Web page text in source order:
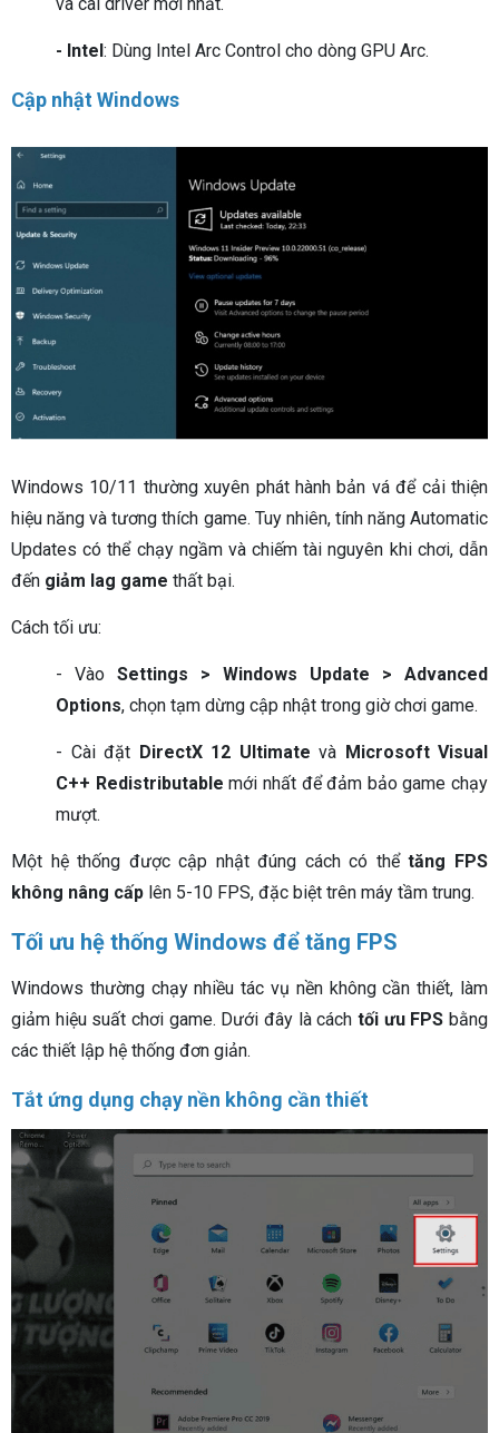
- Intel: Dùng Intel Arc Control cho dòng GPU Arc.
Cập nhật Windows
Windows 10/11 thường xuyên phát hành bản vá để cải thiện
hiệu năng và tương thích game. Tuy nhiên, tính năng Automatic
Updates có thể chạy ngầm và chiếm tài nguyên khi chơi, dẫn
đến giảm lag game thất bại.
Cách tối ưu:
- Vào Settings > Windows Update > Advanced
Options, chọn tạm dừng cập nhật trong giờ chơi game.
- Cài đặt DirectX 12 Ultimate và Microsoft Visual
C++ Redistributable mới nhất để đảm bảo game chạy
mượt.
Một hệ thống được cập nhật đúng cách có thểtăng FPS
không nâng cấp lên 5-10 FPS, đặc biệt trên máy tầm trung.
Tối ưu hệ thống Windows để tăng FPS
Windows thường chạy nhiều tác vụ nền không cần thiết, làm
giảm hiệu suất chơi game. Dưới đây là cách tối ưu FPS bằng
các thiết lập hệ thống đơn giản.
Tắt ứng dụng chạy nền không cần thiết